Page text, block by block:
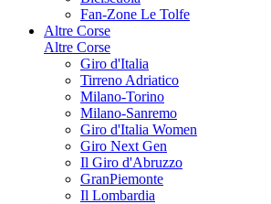
Fan-Zone Le Tolfe
Altre Corse
Altre Corse
Giro d'Italia
Tirreno Adriatico
Milano-Torino
Milano-Sanremo
Giro d'Italia Women
Giro Next Gen
Il Giro d'Abruzzo
GranPiemonte
Il Lombardia